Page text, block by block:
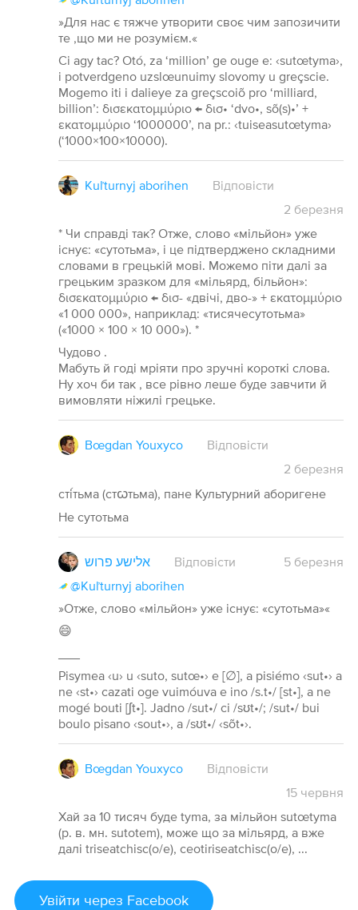
»Для нас є тяжче утворити своє чим запозичити
те ,що ми не розумієм.«
Ci agy tac? Otó, za ‘million’ ge ouge e: ‹sutœtyma›,
i potverdgeno uzslœunuimy slovomy u greçscie.
Mogemo iti i dalieye za greçscoiõ pro ‘milliard,
billion’: δισεκατομμύριο ← δισ• ‘dvo•, sõ(s)•’ +
εκατομμύριο ‘1000000’, na pr.: ‹tuiseasutœtyma›
(‘1000×100×10000).
Kuľturnyj aborihen
Відповісти
2 березня
* Чи справді так? Отже, слово «мільйон» уже
існує: «сутотьма», і це підтверджено складними
словами в грецькій мові. Можемо піти далі за
грецьким зразком для «мільярд, більйон»:
δισεκατομμύριο ← δισ- «двічі, дво-» + εκατομμύριο
«1 000 000», наприклад: «тисячесутотьма»
(«1000 × 100 × 10 000»). *
Чудово .
Мабуть й годі мріяти про зручні короткі слова.
Ну хоч би так , все рівно леше буде завчити й
вимовляти ніжилі грецьке.
Bœgdan Youxyco
Відповісти
2 березня
сті́тьма (стꙍтьма), пане Культурний аборигене
Не сутотьма
אלישע פרוש Відповісти 5 березня
@Kuľturnyj aborihen
»Отже, слово «мільйон» уже існує: «сутотьма»«
😄
Pisymea ‹u› u ‹suto, sutœ•› e [∅], a pisiémo ‹sut•› a
ne ‹st•› cazati oge vuimóuva e ino /s.t•/ [st•], a ne
mogé bouti [ʃt•]. Jadno /sut•/ ci /sʊt•/; /sut•/ bui
boulo pisano ‹sout•›, a /sʊt•/ ‹sõt•›.
Bœgdan Youxyco
Відповісти
15 червня
Хай за 10 тисяч буде tyma, за мільйон sutœtyma
(р. в. мн. sutotem), може що за мільярд, а вже
далі triseatchisc(o/e), ceotiriseatchisc(o/e), ...
Увійти через Facebook